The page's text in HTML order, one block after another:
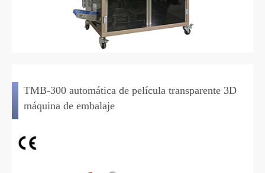
TMB-300 automática de película transparente 3D
máquina de embalaje